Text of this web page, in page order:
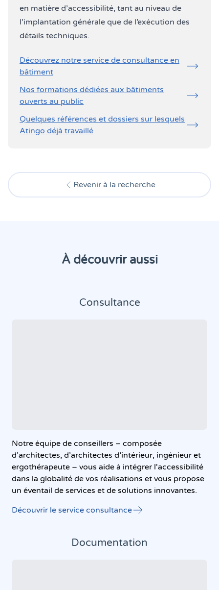
en matière d’accessibilité, tant au niveau de
l’implantation générale que de l’exécution des
détails techniques.
Découvrez notre service de consultance en
bâtiment
Nos formations dédiées aux bâtiments
ouverts au public
Quelques références et dossiers sur lesquels
Atingo déjà travaillé
Revenir à la recherche
À découvrir aussi
Consultance
Notre équipe de conseillers – composée
d’architectes, d’architectes d’intérieur, ingénieur et
ergothérapeute – vous aide à intégrer l'accessibilité
dans la globalité de vos réalisations et vous propose
un éventail de services et de solutions innovantes.
Découvrir le service consultance
Documentation